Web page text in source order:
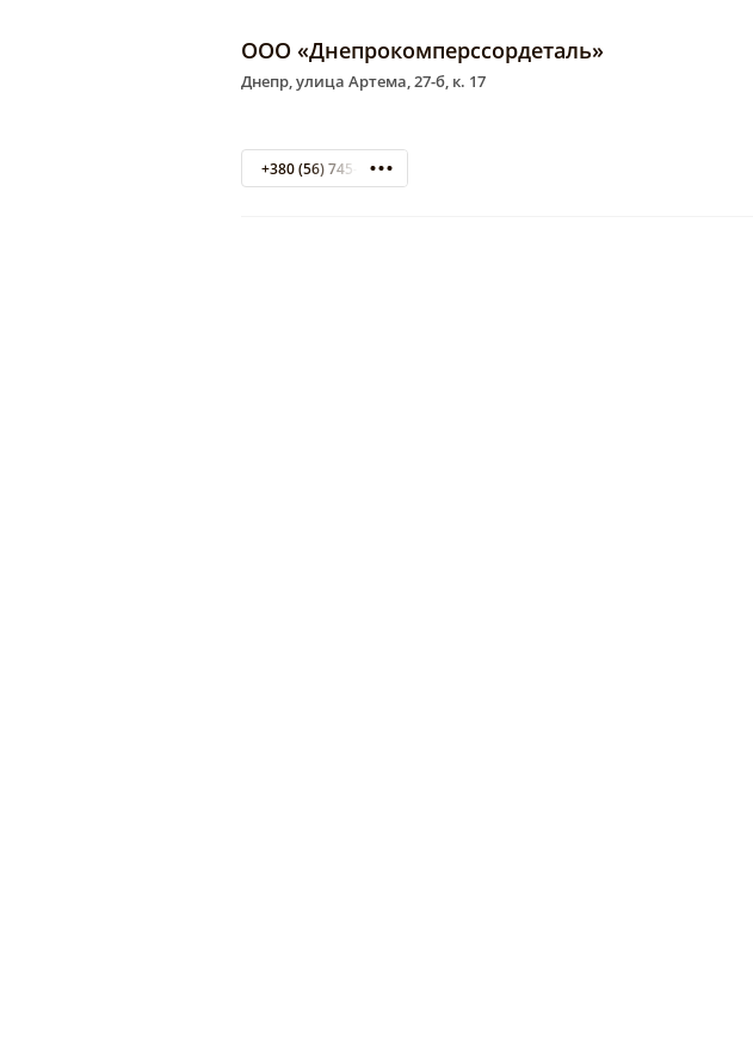
ООО «Днепрокомперссордеталь»
Днепр, улица Артема, 27-б, к. 17
+380 (56) 745-48-55